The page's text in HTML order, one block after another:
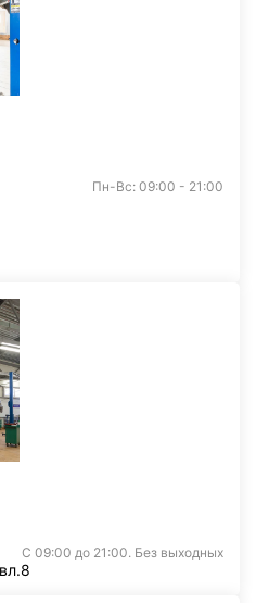
Пн-Вс: 09:00 - 21:00
С 09:00 до 21:00. Без выходных